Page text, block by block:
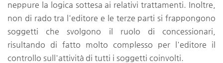
neppure la logica sottesa ai relativi trattamenti. Inoltre,
non di rado tra l'editore e le terze parti si frappongono
soggetti che svolgono il ruolo di concessionari,
risultando di fatto molto complesso per l'editore il
controllo sull'attività di tutti i soggetti coinvolti.